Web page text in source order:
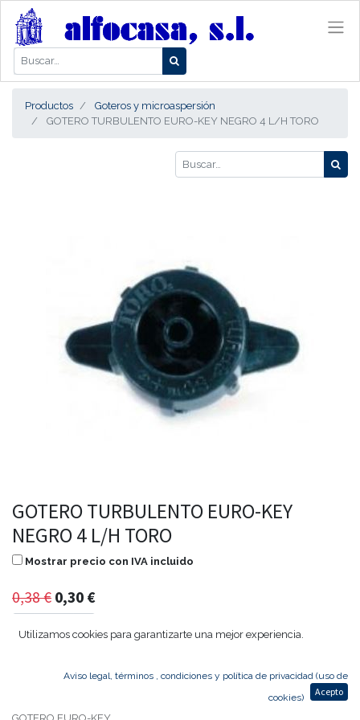
Productos
Goteros y microaspersión
GOTERO TURBULENTO EURO-KEY NEGRO 4 L/H TORO
GOTERO TURBULENTO EURO-KEY
NEGRO 4 L/H TORO
Mostrar precio con IVA incluido
0,38€ 0,30 €
GOTERO EURO-KEY
Utilizamos cookies para garantizarte una mejor experiencia.
Aviso legal, términos , condiciones y política de privacidad (uso de
cookies)
Acepto